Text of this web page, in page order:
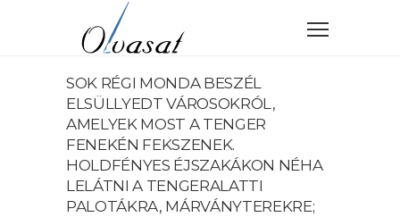
SOK RÉGI MONDA BESZÉL
ELSÜLLYEDT VÁROSOKRÓL,
AMELYEK MOST A TENGER
FENEKÉN FEKSZENEK.
HOLDFÉNYES ÉJSZAKÁKON NÉHA
LELÁTNI A TENGERALATTI
PALOTÁKRA, MÁRVÁNYTEREKRE;